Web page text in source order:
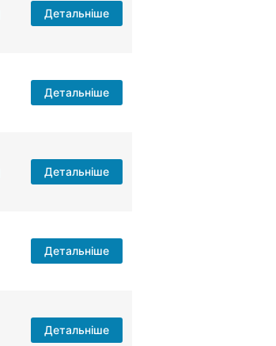
Детальніше
Детальніше
Детальніше
Детальніше
Детальніше